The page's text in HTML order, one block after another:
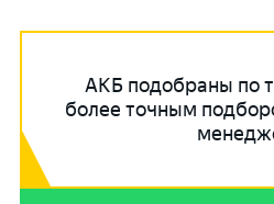
АКБ подобраны по
более точным